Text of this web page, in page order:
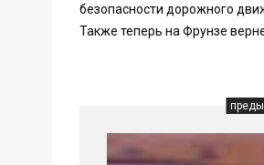
безопасности дорожного
Также теперь на Фрунзе